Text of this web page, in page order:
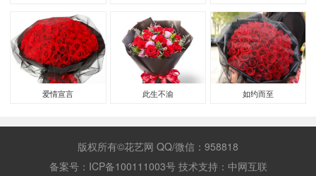
头白百合
爱情宣言 此生不渝 如约而至
版权所有©花艺网 QQ/微信：958818
备案号： ICP备100111003号技术支持： 中网互联